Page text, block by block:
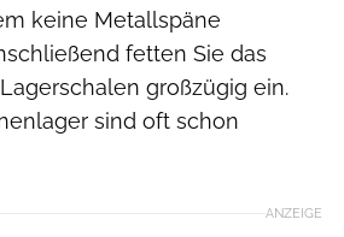
keine Metallspäne
fetten Sie das
großzügig ein.
sind oft schon
ANZEIGE